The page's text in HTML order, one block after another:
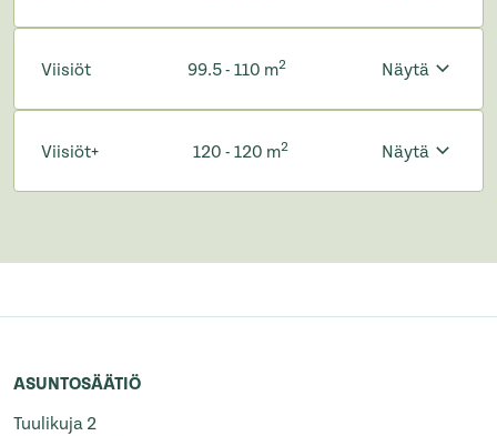
Viisiöt 99.5 - 110 m2 Näytä
Viisiöt+ 120 - 120 m2 Näytä
ASUNTOSÄÄTIÖ
Tuulikuja 2